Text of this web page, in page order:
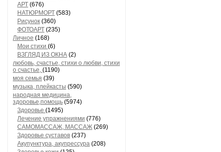
АРТ (676)
НАТЮРМОРТ (583)
Рисунок (360)
ФОТОАРТ (235)
Личное (168)
Мои стихи (6)
ВЗГЛЯД ИЗ ОКНА (2)
любовь, счастье, стихи о любви, стихи
о счастье, (1190)
моя семья (39)
музыка, плейкасты (590)
народная медицина,
здоровье,помощь (5974)
Здоровье (1495)
Лечение упражнениями (776)
САМОМАССАЖ, МАССАЖ (269)
Здоровье суставов (237)
Акупунктура, акупрессура (208)